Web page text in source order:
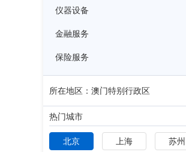
仪器设备
金融服务
保险服务
所在地区：澳门特别行政区
热门城市
北京 上海 苏州